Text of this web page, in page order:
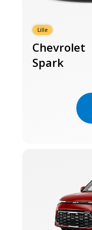
Lille
Chevrolet
Spark